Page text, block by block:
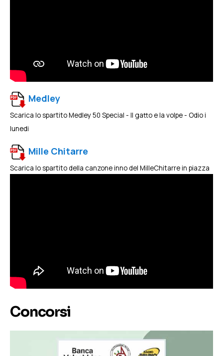
Medley
Scarica lo spartito Medley 50 Special - Il gatto e la volpe - Odio i
lunedi
Mille Chitarre
Scarica lo spartito della canzone inno del MilleChitarre in piazza
Concorsi